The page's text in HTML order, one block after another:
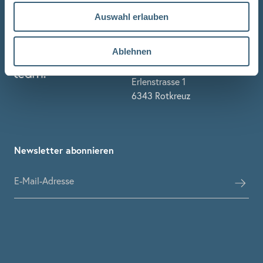
Auswahl erlauben
Ablehnen
Stuber Team
Erlenstrasse 1
6343 Rotkreuz
Aufzug
Newsletter abonnieren